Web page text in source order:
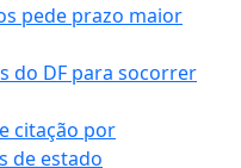
pede prazo maior
do DF para socorrer
citação por
de estado